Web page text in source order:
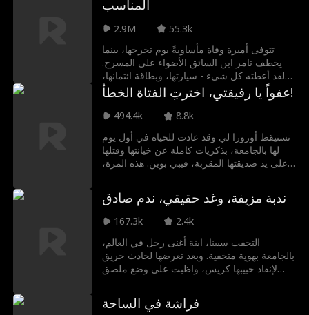
للمسامحة...
المناسب
2.9M
55.3k
تتوفى أميرة وفاة مأساويةً يوم تخرجها، بينما
يخطف تامر ابن السائق الأضواء على المسرح.
لقد أعطته كل شيء - سيارتها، وبطاقة ائتمانها،
وحتى شركة والدها، وقام باستغلالها. كان يُدلل رنا
كأميرة، بينما يُعامل أميرة كخادمة. وفقط عند
موتها أدركت أن زين الوريث الملياردير، كان
ينتظرها منذ البداية. والآن، يمنحها القدر فرصةً
ثانيةً لتصحيح الأمور.
عفواً يا رفيقتي، اخترتِ الفتاة الخطأ!
494.4k
8.8k
تستيقظ أورورا لي وقد عادت للحياة في أول يوم
لها بالجامعة، بذكريات كاملة عن خيانتها وقتلها
على يد صديقتها المقربة، فيبي بوين. هذه المرة،
المحتالة الجميع في رحلة فاخرة إلى الخارج،
وتخطط سراً لسرقة ثروة أورورا مجدداً. تجاري
أورورا خداع فيبي وتناور لكشف الحقيقة في لعبة
انتقام مميتة، الجميع فيها بيادق، ولا أحد يخرج منها
ندبة مزيفة، وغد حقيقي، ندم صادق
167.3k
2.4k
التحقت سيينا، ابنة أغنى رجل في العالم،
بالجامعة بهوية متخفية. وبعد تعرضها لحادث حريق
لإنقاذ حبيبها كريس، واظبت على وضع ملصق
ظنت أنه اجتاز الاختبار وقررت مكافأته بوظيفة
مرموقة، ظن بالخطأ في حفل التخرج أن آيريس
فراشة في الساحة